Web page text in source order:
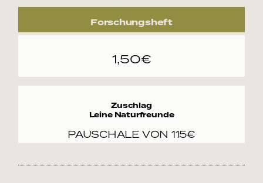
Forschungsheft
1,50€
Zuschlag
Leine Naturfreunde
PAUSCHALE VON 115€